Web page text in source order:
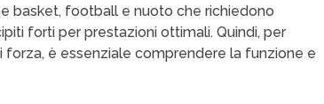
basket, football e nuoto che richiedono
forti per prestazioni ottimali. Quindi, per
forza, è essenziale comprendere la funzione e